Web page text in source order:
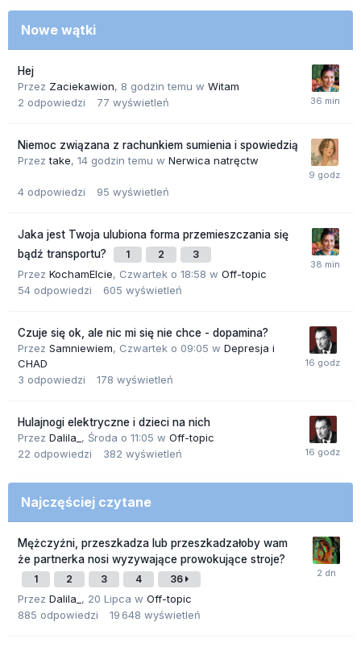
Nowe wątki
Hej
Przez Zaciekawion, 8 godzin temu w Witam
2 odpowiedzi 77 wyświetleń
Niemoc związana z rachunkiem sumienia i spowiedzią
Przeztake, 14 godzin temu w Nerwica natręctw
4 odpowiedzi 95 wyświetleń
Jaka jest Twoja ulubiona forma przemieszczania się
bądź transportu?
1 2 3
Przez KochamElcie, Czwartek o 18:58 w Off-topic
54 odpowiedzi 605 wyświetleń
Czuje się ok, ale nic mi się nie chce - dopamina?
Przez Samniewiem, Czwartek o 09:05 w Depresja i
CHAD
3 odpowiedzi 178 wyświetleń
Hulajnogi elektryczne i dzieci na nich
Przez Dalila_ , Środa o 11:05 w Off-topic
22 odpowiedzi 382 wyświetleń
Najczęściej czytane
Mężczyźni, przeszkadza lub przeszkadzałoby wam
że partnerka nosi wyzywające prowokujące stroje?
1 2 3 4 36
Przez Dalila_ , 20 Lipca w Off-topic
885 odpowiedzi 19 648 wyświetleń